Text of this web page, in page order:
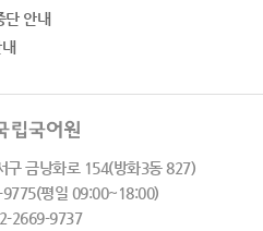
단 안내
구 금낭화로 154(방화3동 827)
평일 09:00~18:00)
2669-9737